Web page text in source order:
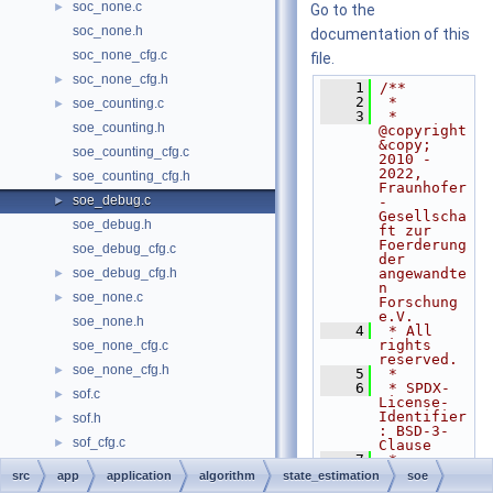
►
soc_none.c
soc_none.h
soc_none_cfg.c
► soc_none_cfg.h
►
soe_counting.c
soe_counting.h
soe_counting_cfg.c
► soe_counting_cfg.h
►
soe_debug.c
soe_debug.h
soe_debug_cfg.c
► soe_debug_cfg.h
►
soe_none.c
soe_none.h
soe_none_cfg.c
► soe_none_cfg.h
► sof.c
► sof.h
► sof_cfg.c
sof_cfg.h
Go to the
documentation of this
file.
    1
/**
    2
*
    3
*
@copyright
&copy;
2010 -
2022,
Fraunhofer
-
Gesellscha
ft zur
Foerderung
der
angewandte
n
Forschung
e.V.
    4
* All
rights
reserved.
    5
*
    6
* SPDX-
License-
Identifier
: BSD-3-
Clause
    7
*
    8
*
Redistribu
src app application algorithm state_estimation soe